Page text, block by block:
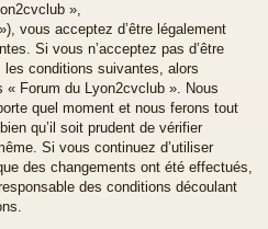
»,
vous acceptez d’être légalement
Si vous n’acceptez pas d’être
les conditions suivantes, alors
« Forum du Lyon2cvclub ». Nous
quel moment et nous ferons tout
qu’il soit prudent de vérifier
Si vous continuez d’utiliser
des changements ont été effectués,
des conditions découlant